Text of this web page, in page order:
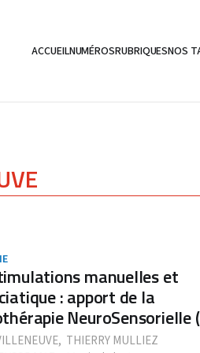
ACCUEILNUMÉROSRUBRIQUESNOS
manuelles et
: apport de la
NeuroSensorielle
, THIERRY MULLIEZ